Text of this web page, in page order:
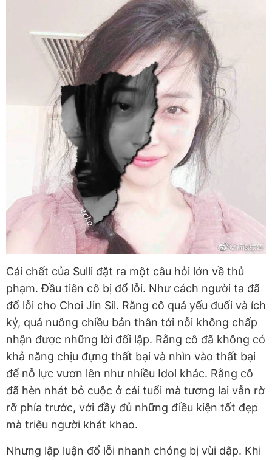
Cái chết của Sulli đặt ra một câu hỏi lớn về thủ
phạm. Đầu tiên cô bị đổ lỗi. Như cách người ta đã
đổ lỗi cho Choi Jin Sil. Rằng cô quá yếu đuối và ích
kỷ, quá nuông chiều bản thân tới nỗi không chấp
nhận được những lời đối lập. Rằng cô đã không có
khả năng chịu đựng thất bại và nhìn vào thất bại
để nỗ lực vươn lên như nhiều Idol khác. Rằng cô
đã hèn nhát bỏ cuộc ở cái tuổi mà tương lai vẫn rờ
rỡ phía trước, với đầy đủ những điều kiện tốt đẹp
mà triệu người khát khao.
Nhưng lập luận đổ lỗi nhanh chóng bị vùi dập. Khi